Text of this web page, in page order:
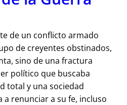
de un conflicto armado
de creyentes obstinados,
sino de una fractura
político que buscaba
total y una sociedad
a renunciar a su fe, incluso